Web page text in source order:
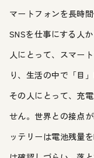
マートフォンを長時
SNSを仕事にする人
人にとって、スマー
り、生活の中で「目
その人にとって、充
せん。世界との接点
ッテリーは電池残量